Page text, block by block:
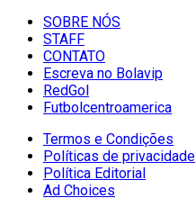
SOBRE NÓS
STAFF
CONTATO
Escreva no Bolavip
RedGol
Futbolcentroamerica
Termos e Condições
Políticas de privacidade
Política Editorial
Ad Choices